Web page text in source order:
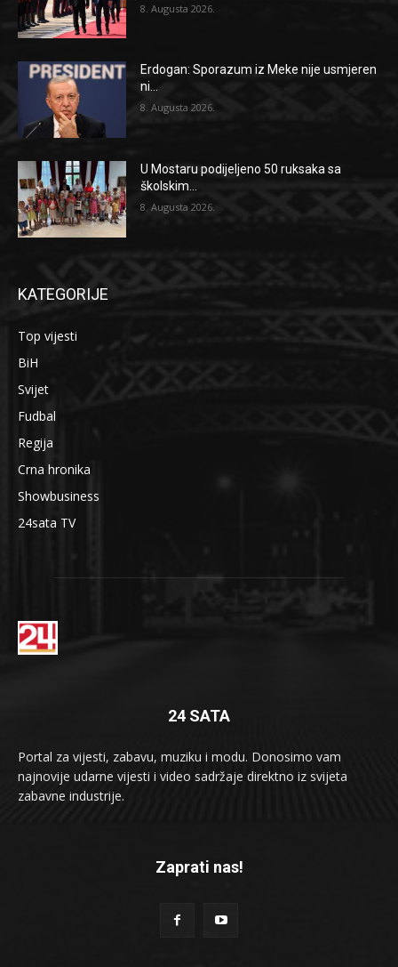
8. Augusta 2026.
Erdogan: Sporazum iz Meke nije usmjeren
ni...
8. Augusta 2026.
U Mostaru podijeljeno 50 ruksaka sa
školskim...
8. Augusta 2026.
KATEGORIJE
Top vijesti
BiH
Svijet
Fudbal
Regija
Crna hronika
Showbusiness
24sata TV
24 SATA
Portal za vijesti, zabavu, muziku i modu. Donosimo vam
najnovije udarne vijesti i video sadržaje direktno iz svijeta
zabavne industrije.
Zaprati nas!